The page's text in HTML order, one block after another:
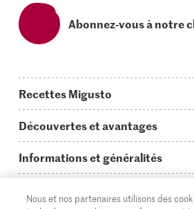
Abonnez-vous à notre
Recettes Migusto
Idées de menus
Plats principaux
Simple & vite prêt
Découvertes et avantages
On en parle...
Informations et généralités
Questions concernant Migusto
Nous et nos partenaires utilisons des